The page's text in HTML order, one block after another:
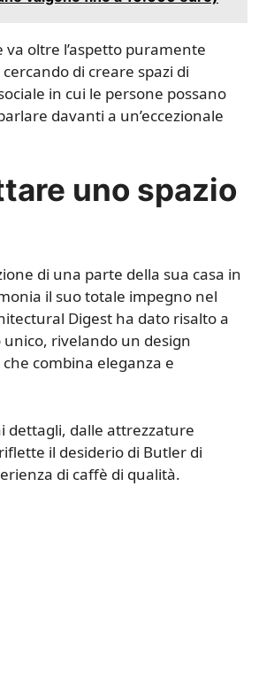
va oltre l’aspetto puramente
di creare spazi di
in cui le persone possano
davanti a un’eccezionale
uno spazio
di una parte della sua casa in
il suo totale impegno nel
Digest ha dato risalto a
unico, rivelando un design
combina eleganza e
dettagli, dalle attrezzature
il desiderio di Butler di
di caffè di qualità.